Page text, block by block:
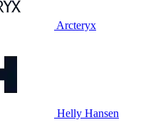
Arcteryx
Helly Hansen